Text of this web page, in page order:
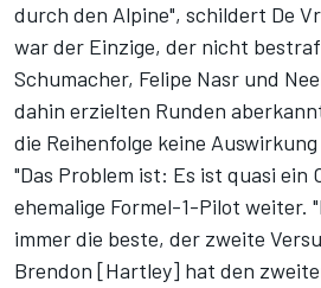
durch den Alpine", schildert De
war der Einzige, der nicht
Schumacher, Felipe Nasr und
dahin erzielten Runden
die Reihenfolge keine
"Das Problem ist: Es ist quasi ein
ehemalige Formel-1-Pilot weiter.
immer die beste, der zweite
Brendon [Hartley] hat den